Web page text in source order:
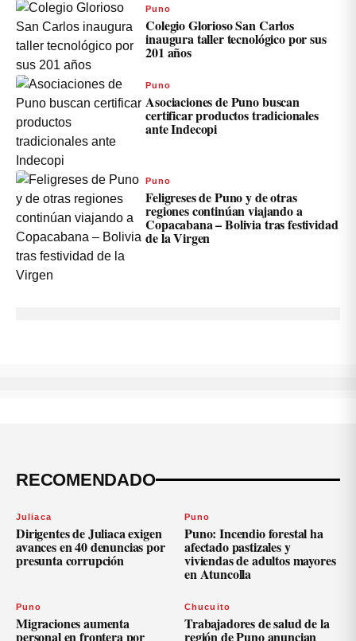
Puno
Colegio Glorioso San Carlos
inaugura taller tecnológico por sus
201 años
Puno
Asociaciones de Puno buscan
certificar productos tradicionales
ante Indecopi
Puno
Feligreses de Puno y de otras
regiones continúan viajando a
Copacabana – Bolivia tras festividad
de la Virgen
RECOMENDADO
Juliaca
Dirigentes de Juliaca exigen
avances en 40 denuncias por
presunta corrupción
Puno
Puno: Incendio forestal ha
afectado pastizales y
viviendas de adultos mayores
en Atuncolla
Puno
Migraciones aumenta
personal en frontera por
Chucuito
Trabajadores de salud de la
región de Puno anuncian